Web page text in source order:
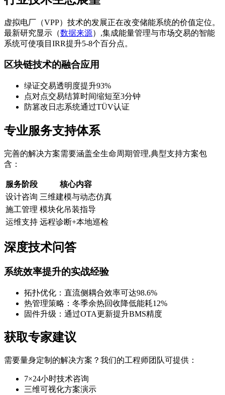
虚拟电厂（VPP）技术的发展正在改变储能系统的价值定位。
最新研究显示（数据来源）,集成能量管理与市场交易的智能
系统可使项目IRR提升5-8个百分点。
区块链技术的融合应用
绿证交易透明度提升93%
点对点交易结算时间缩短至3分钟
防篡改日志系统通过TÜV认证
专业服务支持体系
完善的解决方案需要涵盖全生命周期管理,典型支持方案包
含：
服务阶段
核心内容
设计咨询 三维建模与动态仿真
施工管理 模块化吊装指导
运维支持 远程诊断+本地巡检
深度技术问答
系统效率提升的实战经验
拓扑优化：直流侧耦合效率可达98.6%
热管理策略：冬季余热回收降低能耗12%
固件升级：通过OTA更新提升BMS精度
获取专家建议
需要量身定制的解决方案？我们的工程师团队可提供：
7×24小时技术咨询
三维可视化方案演示